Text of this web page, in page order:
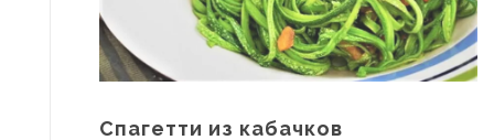
Спагетти из кабачков